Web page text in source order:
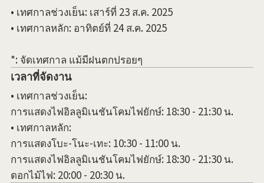
• เทศกาลช่วงเย็น: เสาร์ที่ 23 ส.ค. 2025
• เทศกาลหลัก: อาทิตย์ที่ 24 ส.ค. 2025
*: จัดเทศกาล แม้มีฝนตกปรอยๆ
เวลาที่จัดงาน
• เทศกาลช่วงเย็น:
การแสดงไฟอิลลูมิเนชันโคมไฟยักษ์: 18:30 - 21:30 น.
• เทศกาลหลัก:
การแสดงโบะ-โนะ-เทะ: 10:30 - 11:00 น.
การแสดงไฟอิลลูมิเนชันโคมไฟยักษ์: 18:30 - 21:30 น.
ดอกไม้ไฟ: 20:00 - 20:30 น.